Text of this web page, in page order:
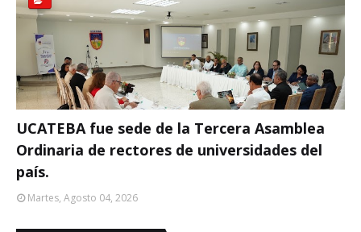
UCATEBA fue sede de la Tercera Asamblea
Ordinaria de rectores de universidades del
país.
Martes, Agosto 04, 2026